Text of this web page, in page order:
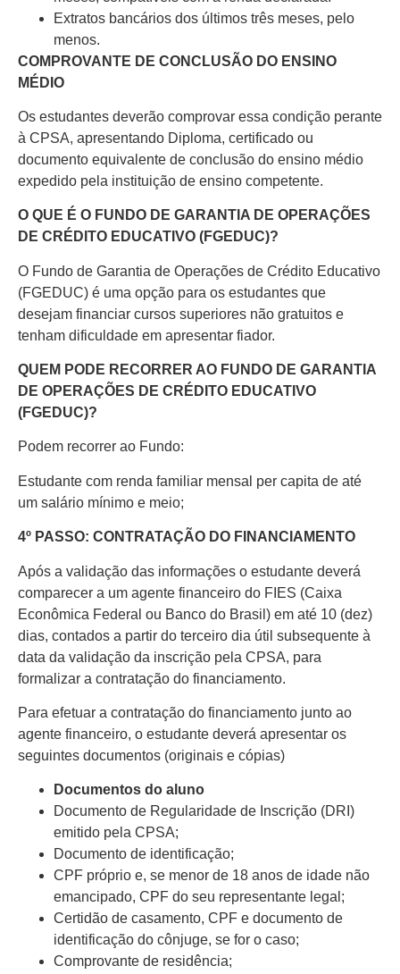
Extratos bancários dos últimos três meses, pelo
menos.
COMPROVANTE DE CONCLUSÃO DO ENSINO
MÉDIO
Os estudantes deverão comprovar essa condição perante
à CPSA, apresentando Diploma, certificado ou
documento equivalente de conclusão do ensino médio
expedido pela instituição de ensino competente.
O QUE É O FUNDO DE GARANTIA DE OPERAÇÕES
DE CRÉDITO EDUCATIVO (FGEDUC)?
O Fundo de Garantia de Operações de Crédito Educativo
(FGEDUC) é uma opção para os estudantes que
desejam financiar cursos superiores não gratuitos e
tenham dificuldade em apresentar fiador.
QUEM PODE RECORRER AO FUNDO DE GARANTIA
DE OPERAÇÕES DE CRÉDITO EDUCATIVO
(FGEDUC)?
Podem recorrer ao Fundo:
Estudante com renda familiar mensal per capita de até
um salário mínimo e meio;
4º PASSO: CONTRATAÇÃO DO FINANCIAMENTO
Após a validação das informações o estudante deverá
comparecer a um agente financeiro do FIES (Caixa
Econômica Federal ou Banco do Brasil) em até 10 (dez)
dias, contados a partir do terceiro dia útil subsequente à
data da validação da inscrição pela CPSA, para
formalizar a contratação do financiamento.
Para efetuar a contratação do financiamento junto ao
agente financeiro, o estudante deverá apresentar os
seguintes documentos (originais e cópias)
Documentos do aluno
Documento de Regularidade de Inscrição (DRI)
emitido pela CPSA;
Documento de identificação;
CPF próprio e, se menor de 18 anos de idade não
emancipado, CPF do seu representante legal;
Certidão de casamento, CPF e documento de
identificação do cônjuge, se for o caso;
Comprovante de residência;